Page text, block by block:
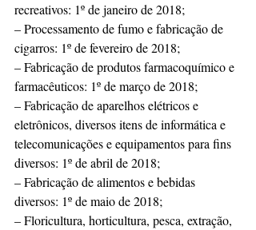
recreativos: 1º de janeiro de 2018;
– Processamento de fumo e fabricação de
cigarros: 1º de fevereiro de 2018;
– Fabricação de produtos farmacoquímico e
farmacêuticos: 1º de março de 2018;
– Fabricação de aparelhos elétricos e
eletrônicos, diversos itens de informática e
telecomunicações e equipamentos para fins
diversos: 1º de abril de 2018;
– Fabricação de alimentos e bebidas
diversos: 1º de maio de 2018;
– Floricultura, horticultura, pesca, extração,